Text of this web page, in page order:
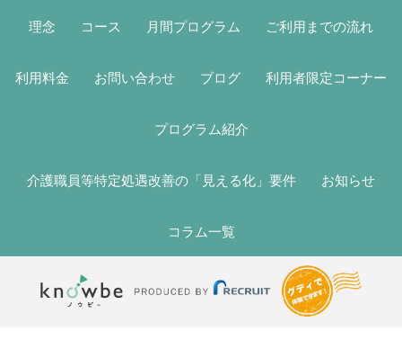
理念 コース 月間プログラム ご利用までの流れ
利用料金 お問い合わせ ブログ 利用者限定コーナー
プログラム紹介
介護職員等特定処遇改善の「見える化」要件 お知らせ
コラム一覧